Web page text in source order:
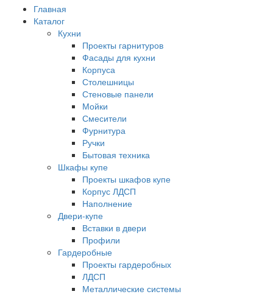
Главная
Каталог
Кухни
Проекты гарнитуров
Фасады для кухни
Корпуса
Столешницы
Стеновые панели
Мойки
Смесители
Фурнитура
Ручки
Бытовая техника
Шкафы купе
Проекты шкафов купе
Корпус ЛДСП
Наполнение
Двери-купе
Вставки в двери
Профили
Гардеробные
Проекты гардеробных
ЛДСП
Металлические системы